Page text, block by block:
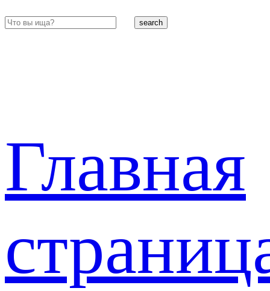
search
Главная